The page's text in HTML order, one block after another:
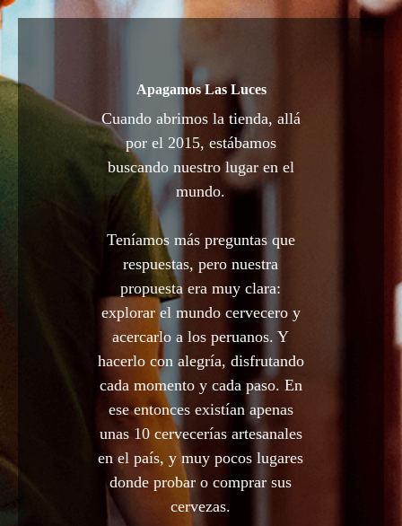
Apagamos Las Luces
Cuando abrimos la tienda, allá
por el 2015, estábamos
buscando nuestro lugar en el
mundo.
Teníamos más preguntas que
respuestas, pero nuestra
propuesta era muy clara:
explorar el mundo cervecero y
acercarlo a los peruanos. Y
hacerlo con alegría, disfrutando
cada momento y cada paso. En
ese entonces existían apenas
unas 10 cervecerías artesanales
en el país, y muy pocos lugares
donde probar o comprar sus
cervezas.